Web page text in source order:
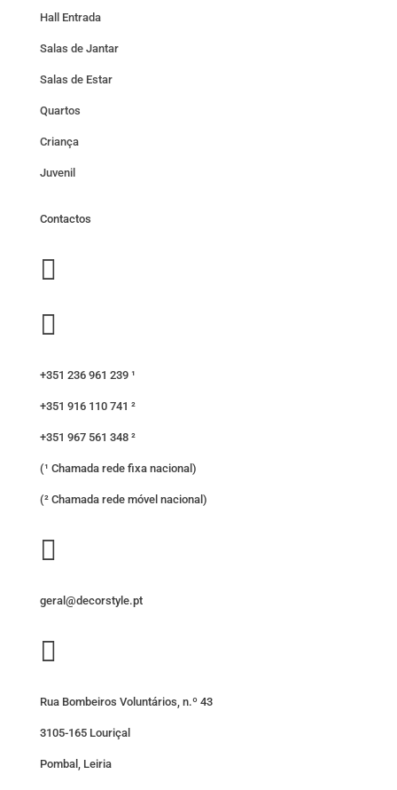
Hall Entrada
Salas de Jantar
Salas de Estar
Quartos
Criança
Juvenil
Contactos


+351 236 961 239 ¹
+351 916 110 741 ²
+351 967 561 348 ²
(¹ Chamada rede fixa nacional)
(² Chamada rede móvel nacional)

geral@decorstyle.pt

Rua Bombeiros Voluntários, n.º 43
3105-165 Louriçal
Pombal, Leiria